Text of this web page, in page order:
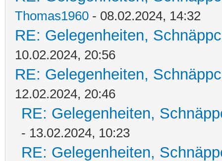
Thomas1960 - 08.02.2024, 14:32
RE: Gelegenheiten,
10.02.2024, 20:56
RE: Gelegenheiten,
12.02.2024, 20:46
RE: Gelegenheiten,
- 13.02.2024, 10:23
RE: Gelegenheiten,